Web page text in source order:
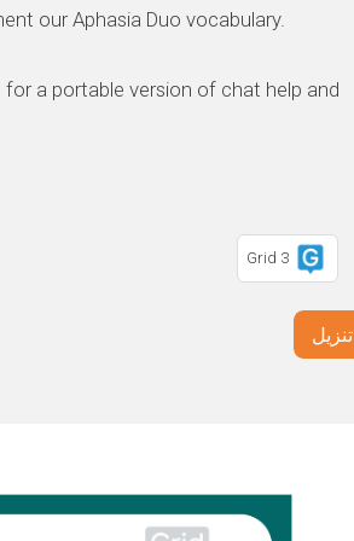
our Aphasia Duo vocabulary.
a portable version of chat help and
Grid 3
تنزيل